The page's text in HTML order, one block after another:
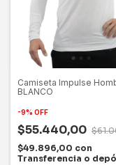
Camiseta Impulse
BLANCO
-9% OFF
$55.440,00
$49.896,00 con
Transferencia o